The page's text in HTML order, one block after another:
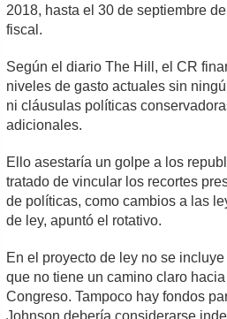
2018, hasta el 30 de septiembre
fiscal.
Según el diario The Hill, el CR
niveles de gasto actuales sin
ni cláusulas políticas
adicionales.
Ello asestaría un golpe a los
tratado de vincular los recortes
de políticas, como cambios a las
de ley, apuntó el rotativo.
En el proyecto de ley no se
que no tiene un camino claro
Congreso. Tampoco hay fondos